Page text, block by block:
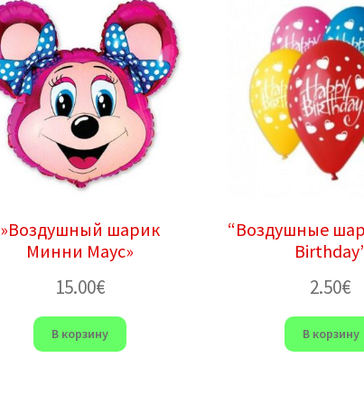
»Воздушный шарик
Минни Маус»
15.00€
В корзину
“Воздушные
2.50€
В корзину